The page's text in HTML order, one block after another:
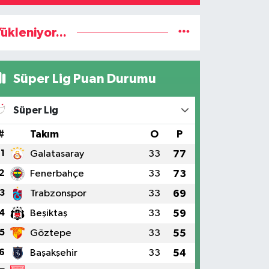
Süper Lig Puan Durumu
Süper Lig
Takım O P
1 Galatasaray 33 77
Fenerbahçe 33 73
3 Trabzonspor 33 69
Beşiktaş 33 59
5 Göztepe 33 55
Başakşehir 33 54